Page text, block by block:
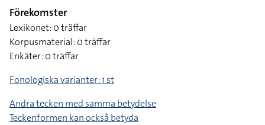
Förekomster
Lexikonet: 0 träffar
Korpusmaterial: 0 träffar
Enkäter: 0 träffar
Fonologiska varianter: 1 st
Andra tecken med samma betydelse
Teckenformen kan också betyda